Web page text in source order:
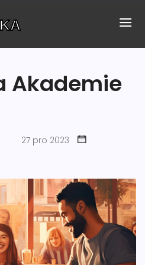
Akademie
27 pro 2023